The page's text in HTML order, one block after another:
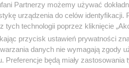
na meczach
zasady
bez reakcji, a ich
w oficjalnym
Partnerzy możemy używać
urządzenia do celów identyfikacji.
tych technologii poprzez kliknięcie
przycisk ustawień prywatności
danych nie wymagają zgody
Preferencje będą miały zastosowania